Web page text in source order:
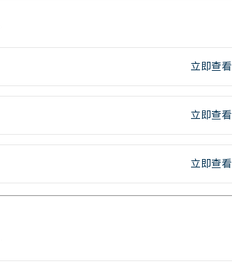
立即查看
立即查看
立即查看